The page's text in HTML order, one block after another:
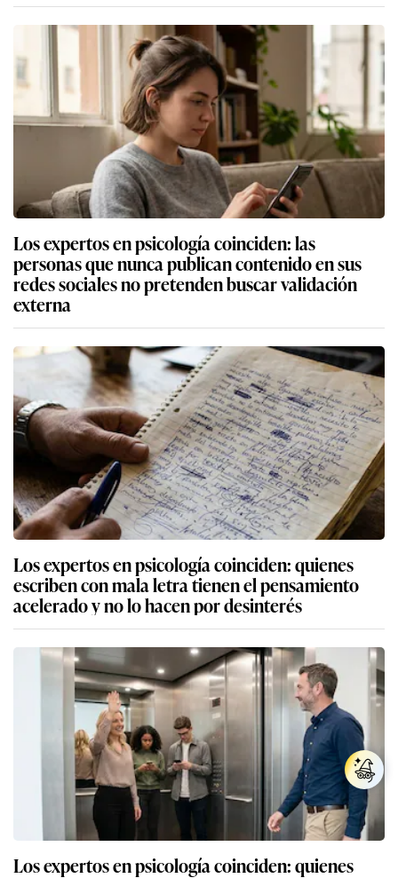
Los expertos en psicología coinciden: las
personas que nunca publican contenido en sus
redes sociales no pretenden buscar validación
externa
Los expertos en psicología coinciden: quienes
escriben con mala letra tienen el pensamiento
acelerado y no lo hacen por desinterés
Los expertos en psicología coinciden: quienes